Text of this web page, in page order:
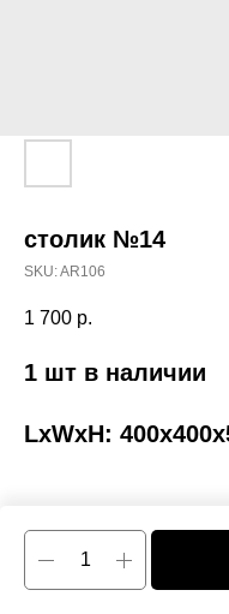
столик №14
SKU:AR106
1 700 р.
1 шт в наличии
LxWxH: